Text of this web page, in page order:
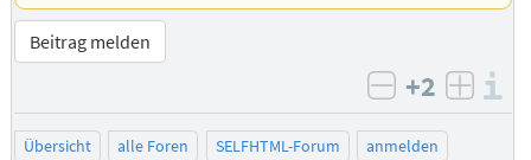
Beitrag melden
negativ
+2
Übersicht alle Foren SELFHTML-Forum
anmelden